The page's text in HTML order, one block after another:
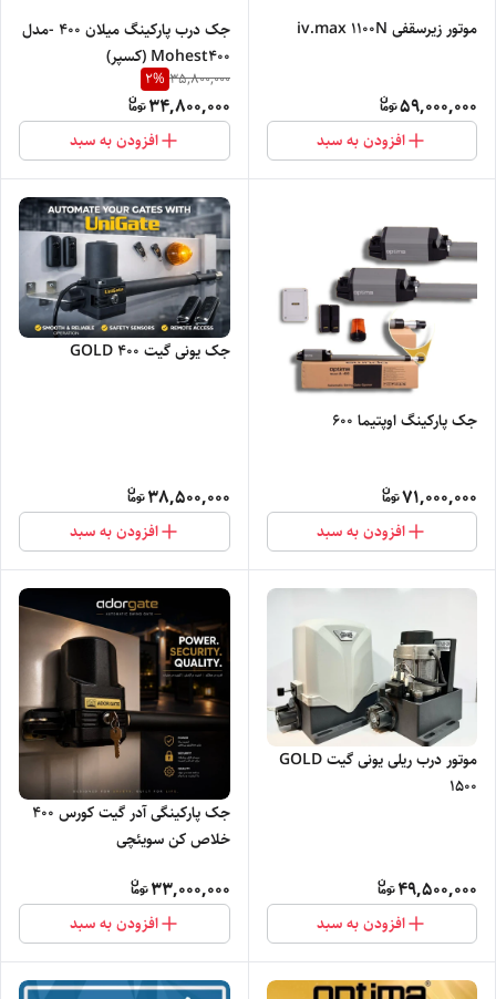
موتور زیرسقفی iv.max ۱۱۰۰N
59,000,000
افزودن به سبد
جک درب پارکینگ میلان 400 -مدل
Mohest400 (کسپر)
35,800,000
2%
34,800,000
افزودن به سبد
جک پارکینگ اوپتیما 600
71,000,000
افزودن به سبد
جک یونی گیت 400 GOLD
38,500,000
افزودن به سبد
موتور درب ریلی یونی گیت GOLD
۱۵۰۰
49,500,000
افزودن به سبد
جک پارکینگی آدر گیت کورس 400
خلاص کن سویئچی
33,000,000
افزودن به سبد